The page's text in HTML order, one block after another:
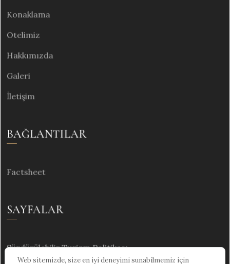
Web sitemizde, size en iyi deneyimi sunabilmemiz için
Konaklama
Otelimiz
Hakkımızda
Galeri
İletişim
BAĞLANTILAR
Factsheet
SAYFALAR
Sürdürülebilir Turizm Politikası